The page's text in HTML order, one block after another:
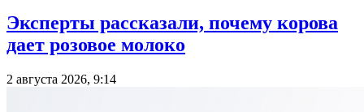
Эксперты рассказали, почему корова
дает розовое молоко
2 августа 2026, 9:14